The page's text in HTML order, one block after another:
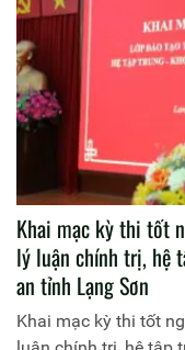
Khai mạc kỳ thi tốt
lý luận chính trị, hệ
an tỉnh Lạng Sơn
Khai mạc kỳ thi tốt